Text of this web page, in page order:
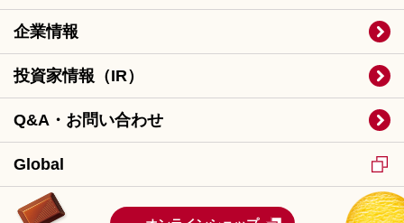
企業情報
投資家情報（IR）
Q&A・お問い合わせ
Global